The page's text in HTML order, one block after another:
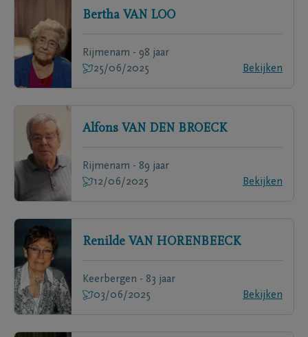
Bertha VAN LOO
Rijmenam - 98 jaar
25/06/2025
Bekijken
Alfons VAN DEN BROECK
Rijmenam - 89 jaar
12/06/2025
Bekijken
Renilde VAN HORENBEECK
Keerbergen - 83 jaar
03/06/2025
Bekijken